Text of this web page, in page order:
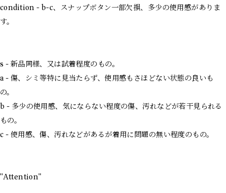
condition - b-c、スナップボタン一部欠損、多少の使用感がありま
す。
s - 新品同様、又は試着程度のもの。
a - 傷、シミ等特に見当たらず、使用感もさほどない状態の良いも
の。
b - 多少の使用感、気にならない程度の傷、汚れなどが若干見られる
もの。
c - 使用感、傷、汚れなどがあるが着用に問題の無い程度のもの。
"Attention"